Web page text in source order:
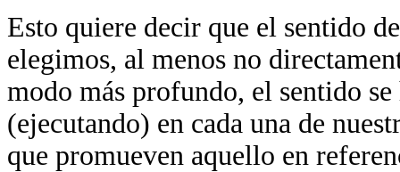
Esto quiere decir que el sentido
elegimos, al menos no
modo más profundo, el sentido
(ejecutando) en cada una de
que promueven aquello en